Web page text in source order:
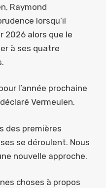
Raymond
lorsqu’il
alors que le
à ses quatre
l’année prochaine
Vermeulen.
des premières
se déroulent. Nous
nouvelle approche.
choses à propos